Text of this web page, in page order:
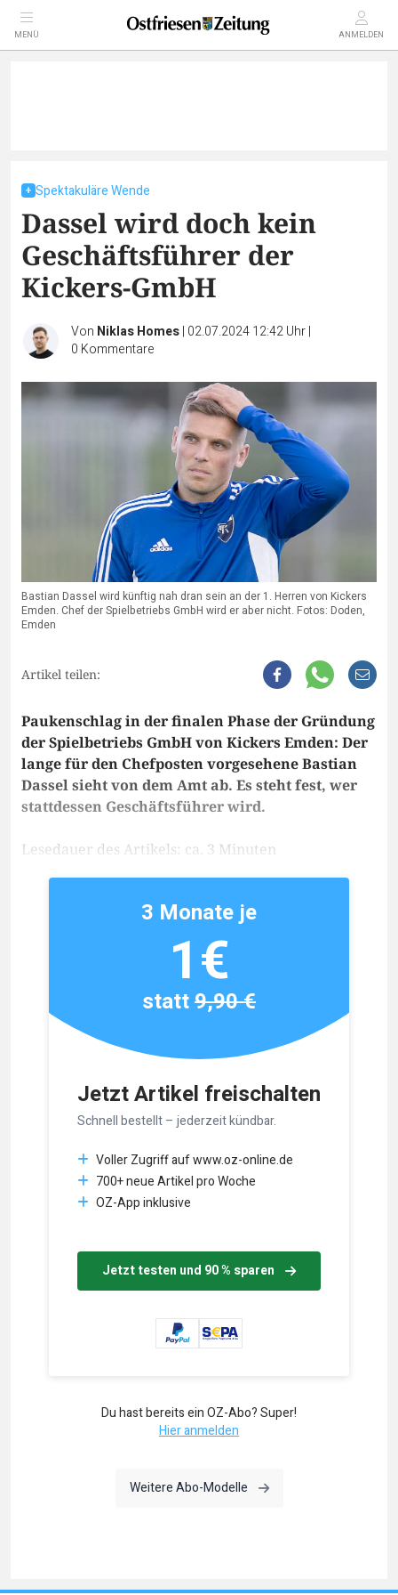
MENÜ ANMELDEN
Spektakuläre Wende
Dassel wird doch kein
Geschäftsführer der
Kickers-GmbH
Von Niklas Homes| 02.07.2024 12:42 Uhr|
0 Kommentare
Bastian Dassel wird künftig nah dran sein an der 1. Herren von Kickers
Emden. Chef der Spielbetriebs GmbH wird er aber nicht. Fotos: Doden,
Emden
Artikel teilen:
Paukenschlag in der finalen Phase der Gründung
der Spielbetriebs GmbH von Kickers Emden: Der
lange für den Chefposten vorgesehene Bastian
Dassel sieht von dem Amt ab. Es steht fest, wer
stattdessen Geschäftsführer wird.
Lesedauer des Artikels: ca. 3 Minuten
Jetzt Artikel freischalten
Schnell bestellt – jederzeit kündbar.
Voller Zugriff auf www.oz-online.de
700+ neue Artikel pro Woche
OZ-App inklusive
Jetzt testen und 90 % sparen
3 Monate je
1€
statt9,90 €
Du hast bereits ein OZ-Abo? Super!
Hier anmelden
Weitere Abo-Modelle